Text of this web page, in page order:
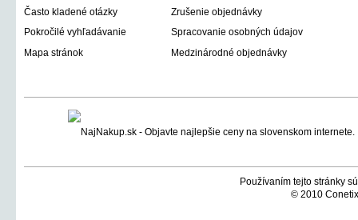
Často kladené otázky
Zrušenie objednávky
Pokročilé vyhľadávanie
Spracovanie osobných údajov
Mapa stránok
Medzinárodné objednávky
Používaním tejto stránky
© 2010